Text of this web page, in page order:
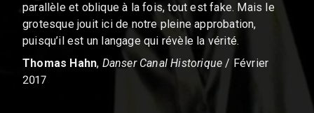
parallèle et oblique à la fois, tout est fake. Mais le
grotesque jouit ici de notre pleine approbation,
puisqu’il est un langage qui révèle la vérité.
Thomas Hahn, Danser Canal Historique / Février
2017